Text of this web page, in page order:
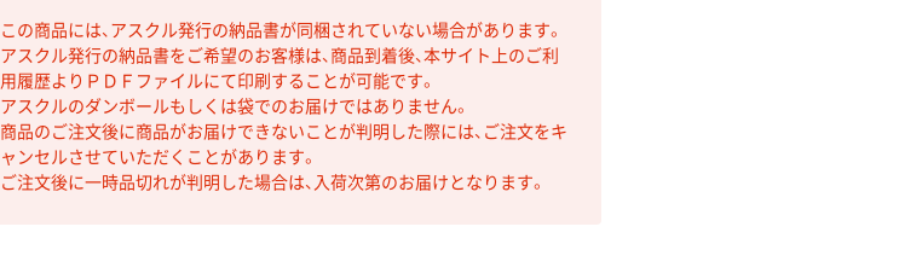
この商品には、アスクル発行の納品書が同梱されていない場合があります。
アスクル発行の納品書をご希望のお客様は、商品到着後、本サイト上のご利
用履歴よりＰＤＦファイルにて印刷することが可能です。
アスクルのダンボールもしくは袋でのお届けではありません。
商品のご注文後に商品がお届けできないことが判明した際には、ご注文をキ
ャンセルさせていただくことがあります。
ご注文後に一時品切れが判明した場合は、入荷次第のお届けとなります。